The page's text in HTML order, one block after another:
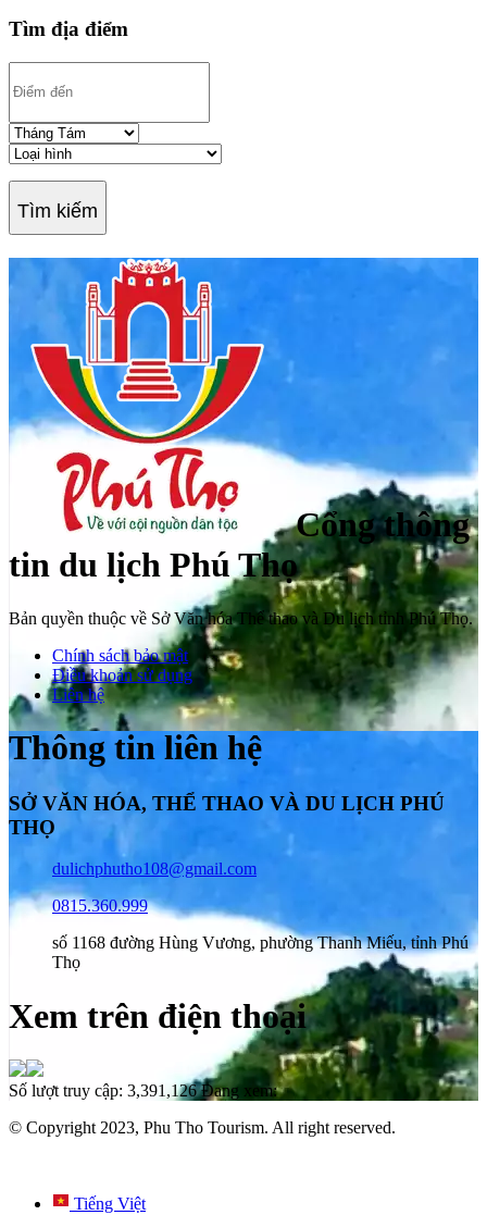
Tìm địa điểm
Tìm kiếm
Cổng thông
tin du lịch Phú Thọ
Bản quyền thuộc về Sở Văn hóa Thể thao và Du lịch tỉnh Phú Thọ.
Chính sách bảo mật
Điều khoản sử dụng
Liên hệ
Thông tin liên hệ
SỞ VĂN HÓA, THỂ THAO VÀ DU LỊCH PHÚ
THỌ
dulichphutho108@gmail.com
0815.360.999
số 1168 đường Hùng Vương, phường Thanh Miếu, tỉnh Phú
Thọ
Xem trên điện thoại
Số lượt truy cập: 3,391,126Đang xem:
© Copyright 2023, Phu Tho Tourism. All right reserved.
Tiếng Việt